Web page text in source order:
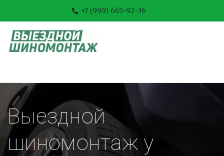
+7 (999) 665-92-36
Выездной
шиномонтаж у